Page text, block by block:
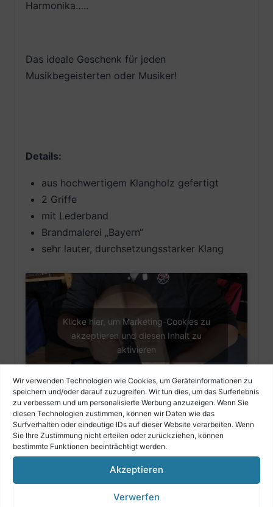
Wir verwenden Technologien wie Cookies, um Geräteinformationen zu
speichern und/oder darauf zuzugreifen. Wir tun dies, um das Surferlebnis
zu verbessern und um personalisierte Werbung anzuzeigen. Wenn Sie
diesen Technologien zustimmen, können wir Daten wie das
Surfverhalten oder eindeutige IDs auf dieser Website verarbeiten. Wenn
Sie Ihre Zustimmung nicht erteilen oder zurückziehen, können
bestimmte Funktionen beeinträchtigt werden.
Akzeptieren
Verwerfen
Harmonika…..
Das ideale Geschenk für jeden
Musikbegeisterten oder Musiker!
Details:
aus hochwertigem Klangholz gefertigt
2 Griffe
mit Lederband
Brandmalerei „Bayern“
sehr lauter, durchsetzungsstarker Klang
Klicke hier, um Marketing-Cookies zu
akzeptieren und diesen Inhalt zu
aktivieren
Ähnliche Produkte